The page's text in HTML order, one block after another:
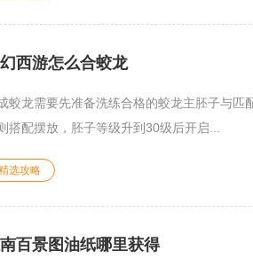
西游怎么合蛟龙
蛟龙需要先准备洗练合格的蛟龙主胚子与匹
搭配摆放，胚子等级升到30级后开启...
选攻略
百景图油纸哪里获得